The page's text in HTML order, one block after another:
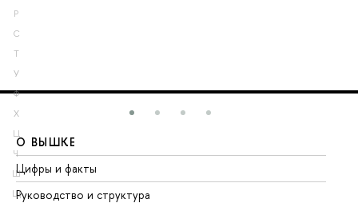
Р
С
Т
У
Ф
Х
Ц
Ч
Ш
Щ
О ВЫШКЕ
Цифры и факты
Руководство и структура